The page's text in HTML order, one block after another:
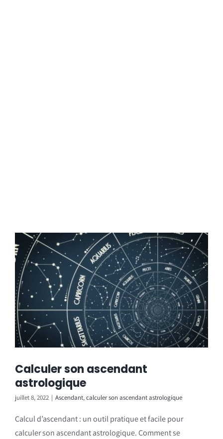
Calculer son ascendant
astrologique
juillet 8, 2022 | Ascendant,calculer son ascendant astrologique
Calcul d’ascendant : un outil pratique et facile pour
calculer son ascendant astrologique. Comment se